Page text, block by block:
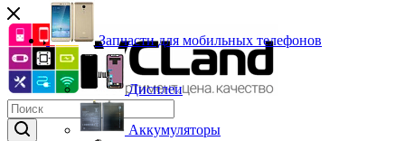
Запчасти для мобильных телефонов
Дисплеи
Аккумуляторы